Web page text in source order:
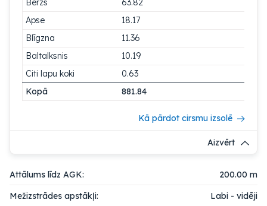
Bērzs
63.82
Apse
18.17
Blīgzna
11.36
Baltalksnis
10.19
Citi lapu koki
0.63
Kopā
881.84
Kā pārdot cirsmu izsolē
Aizvērt
Attālums līdz AGK:
200.00 m
Mežizstrādes apstākļi:
Labi - vidēji